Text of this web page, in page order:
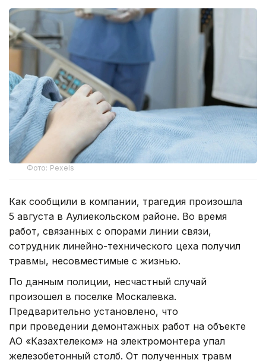
Фото: Pexels
Как сообщили в компании, трагедия произошла
5 августа в Аулиекольском районе. Во время
работ, связанных с опорами линии связи,
сотрудник линейно-технического цеха получил
травмы, несовместимые с жизнью.
По данным полиции, несчастный случай
произошел в поселке Москалевка.
Предварительно установлено, что
при проведении демонтажных работ на объекте
АО «Казахтелеком» на электромонтера упал
железобетонный столб. От полученных травм